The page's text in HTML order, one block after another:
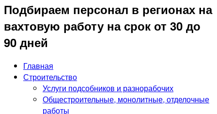
Подбираем персонал в регионах на
вахтовую работу на срок от 30 до
90 дней
Главная
Строительство
Услуги подсобников и разнорабочих
Общестроительные, монолитные, отделочные
работы